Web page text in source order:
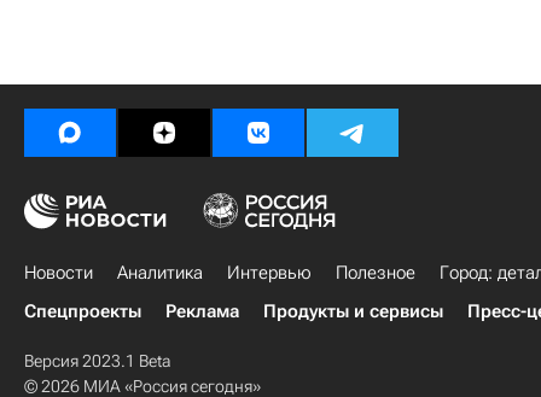
Новости Аналитика Интервью Полезное
Город:
Спецпроекты
Реклама Продукты и сервисы Пресс-
Версия 2023.1 Beta
© 2026 МИА «Россия сегодня»